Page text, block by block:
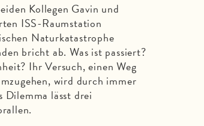
Kollegen Gavin und
ISS-Raumstation
Naturkatastrophe
bricht ab. Was ist passiert?
Ihr Versuch, einen Weg
wird durch immer
lässt drei